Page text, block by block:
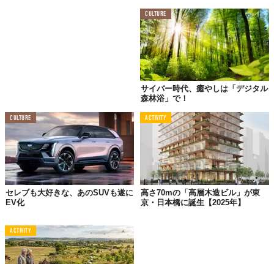
にはどのように対応するのでしょうか？家畜に対する課税は、
農家の活動を縮小化させ、市場における肉の価格の高騰をまねく
そして、自然には生態系を守るための管理が必須になるわけです
が、農地の買い戻しや自然の維持費による国庫の減少と引き換え
に豊かな自然を手に入れることができると本当に言う事ができる
のでしょうか？ さらには、自然は非常にゆっくりと繁栄していき
ます。その間人々がいかなる被害も被ることなくこの施策を守り
続けることができるのでしょうか……？
まさに“挑戦”と呼ぶにふさわしい取り組みですが、世界が大きな
注目を寄せている理由もわかりますよね。
文化が教える自然との関係性
歴史を振り返れば、ニンゲンにとっての“地球”とは、ある時は母
であり、またある時は機械でありました。自然環境のすべてが彼
ら中心に考えられてきた歴史と、この考え方が引き起こした“イ
CULTURE
サイバー時代、癒やしは「デジタル
森林浴」で！
CULTURE
セレブも大好きな、あのSUVも遂に
EV化
ACTIVITY
高さ70mの「高層木造ビル」が東
京・日本橋に誕生【2025年】
ACTIVITY